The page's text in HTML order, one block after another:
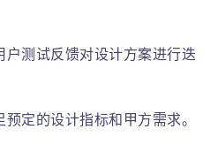
户测试反馈对设计方案进行迭
定的设计指标和甲方需求。